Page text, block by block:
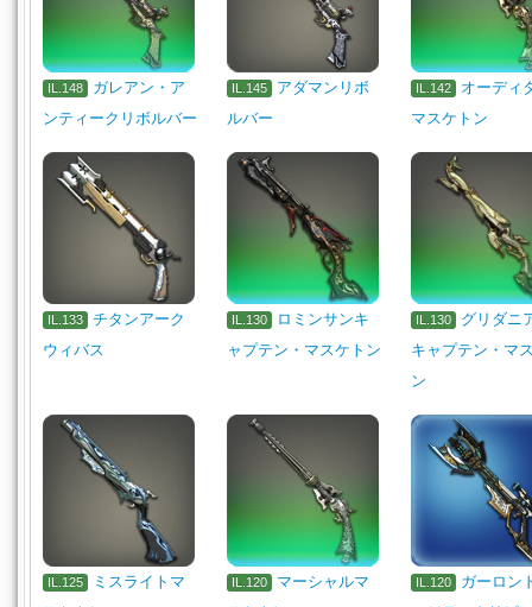
IL.148
ガレアン・ア
ンティークリボルバー
IL.145
アダマンリボ
ルバー
IL.142
オーディ
マスケトン
IL.133
チタンアーク
ウィバス
IL.130
ロミンサンキ
ャプテン・マスケトン
IL.130
グリダニ
キャプテン・マ
ン
IL.125
ミスライトマ
IL.120
マーシャルマ
IL.120
ガーロン